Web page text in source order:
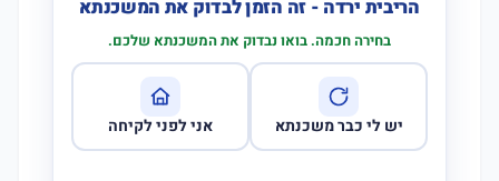
הריבית ירדה - זה הזמן לבדוק את המשכנתא
בחירה חכמה. בואו נבדוק את המשכנתא שלכם.
יש לי כבר משכנתא אני לפני לקיחה